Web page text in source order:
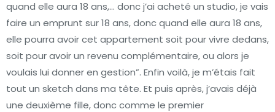
quand elle aura 18 ans,… donc j’ai acheté un studio, je vais
faire un emprunt sur 18 ans, donc quand elle aura 18 ans,
elle pourra avoir cet appartement soit pour vivre dedans,
soit pour avoir un revenu complémentaire, ou alors je
voulais lui donner en gestion”. Enfin voilà, je m’étais fait
tout un sketch dans ma tête. Et puis après, j’avais déjà
une deuxième fille, donc comme le premier